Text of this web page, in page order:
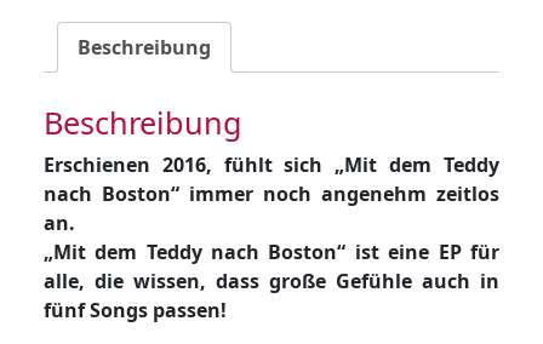
dem
Teddy
Boston
Menge
Beschreibung
Beschreibung
Erschienen 2016, fühlt sich „Mit dem Teddy
nach Boston“ immer noch angenehm zeitlos
an.
„Mit dem Teddy nach Boston“ ist eine EP für
alle, die wissen, dass große Gefühle auch in
fünf Songs passen!